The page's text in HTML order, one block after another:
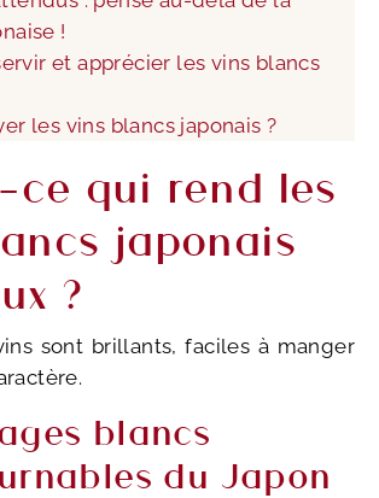
!
et apprécier les vins blancs
les vins blancs japonais ?
ce qui rend les
japonais
?
sont brillants, faciles à manger
blancs
du Japon